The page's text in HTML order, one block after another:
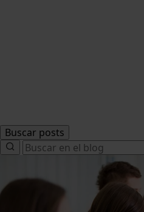
Buscar posts
Search
for: